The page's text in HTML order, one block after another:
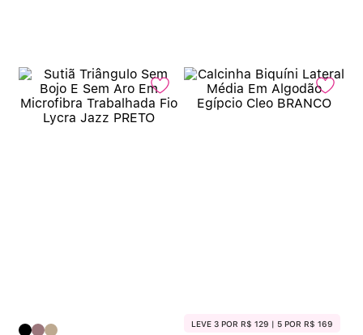
LEVE 3 POR R$ 129 | 5 POR R$ 169